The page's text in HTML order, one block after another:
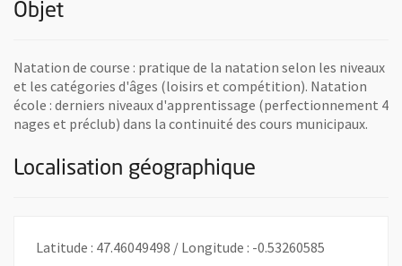
Objet
Natation de course : pratique de la natation selon les niveaux
et les catégories d'âges (loisirs et compétition). Natation
école : derniers niveaux d'apprentissage (perfectionnement 4
nages et préclub) dans la continuité des cours municipaux.
Localisation géographique
Latitude : 47.46049498 / Longitude : -0.53260585